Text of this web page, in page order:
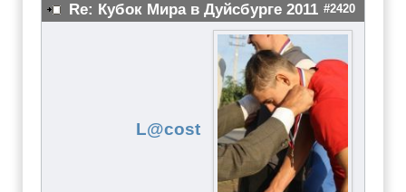
Re: Кубок Мира в Дуйсбурге 2011 #2420
L@cost